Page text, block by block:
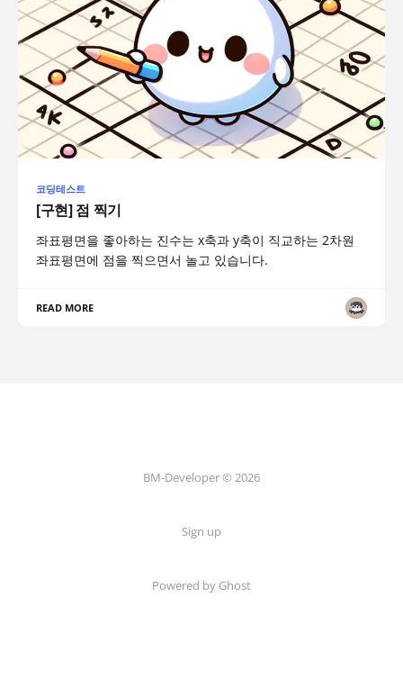
코딩테스트
[구현] 점 찍기
좌표평면을 좋아하는 진수는 x축과 y축이 직교하는 2차원
좌표평면에 점을 찍으면서 놀고 있습니다.
READ MORE
BM-Developer © 2026
Sign up
Powered by Ghost